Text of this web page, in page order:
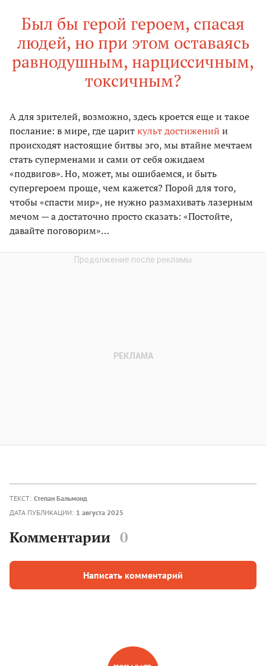
Был бы герой героем, спасая
людей, но при этом оставаясь
равнодушным, нарциссичным,
токсичным?
А для зрителей, возможно, здесь кроется еще и такое
послание: в мире, где цариткульт достижений и
происходят настоящие битвы эго, мы втайне мечтаем
стать суперменами и сами от себя ожидаем
«подвигов». Но, может, мы ошибаемся, и быть
супергероем проще, чем кажется? Порой для того,
чтобы «спасти мир», не нужно размахивать лазерным
мечом — а достаточно просто сказать: «Постойте,
давайте поговорим»…
ТЕКСТ: Степан Бальмонд
ДАТА ПУБЛИКАЦИИ: 1 августа 2025
Комментарии 0
Написать комментарий